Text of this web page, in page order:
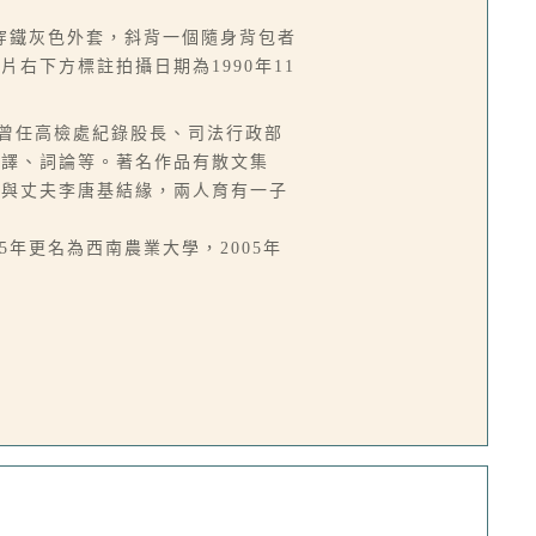
灰色外套，斜背一個隨身背包者
右下方標註拍攝日期為1990年11
任高檢處紀錄股長、司法行政部
、詞論等。著名作品有散文集
丈夫李唐基結緣，兩人育有一子
更名為西南農業大學，2005年